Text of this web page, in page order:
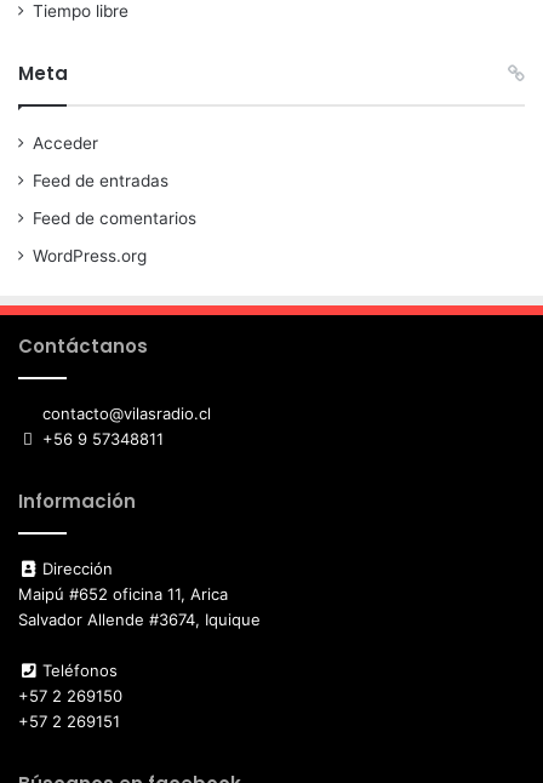
Tiempo libre
Meta
Acceder
Feed de entradas
Feed de comentarios
WordPress.org
Contáctanos
contacto@vilasradio.cl
+56 9 57348811
Información
Dirección
Maipú #652 oficina 11, Arica
Salvador Allende #3674, Iquique
Teléfonos
+57 2 269150
+57 2 269151